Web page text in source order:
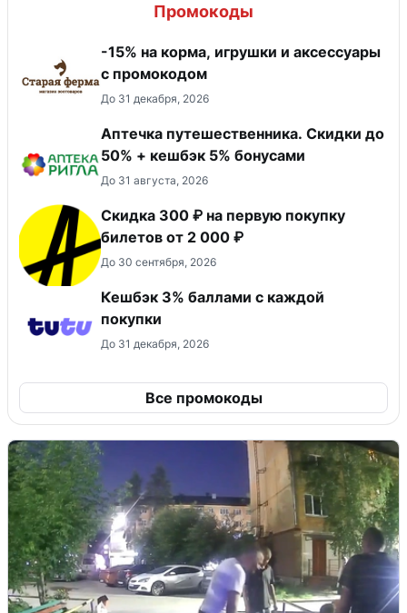
Промокоды
-15% на корма, игрушки и аксессуары
с промокодом
До 31 декабря, 2026
Аптечка путешественника. Скидки до
50% + кешбэк 5% бонусами
До 31 августа, 2026
Скидка 300 ₽ на первую покупку
билетов от 2 000 ₽
До 30 сентября, 2026
Кешбэк 3% баллами с каждой
покупки
До 31 декабря, 2026
Все промокоды